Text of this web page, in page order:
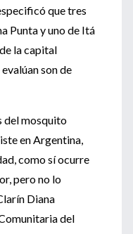
que tres
Punta y uno de Itá
la capital
son de
del mosquito
en Argentina,
como sí ocurre
pero no lo
Diana
del